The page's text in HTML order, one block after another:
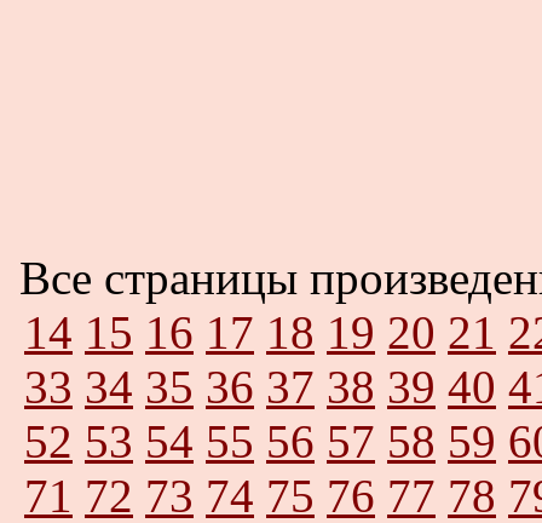
Все страницы
14 15 16 17 18 19 20 21
33 34 35 36 37 38 39 40
52 53 54 55 56 57 58 59
71 72 73 74 75 76 77 78